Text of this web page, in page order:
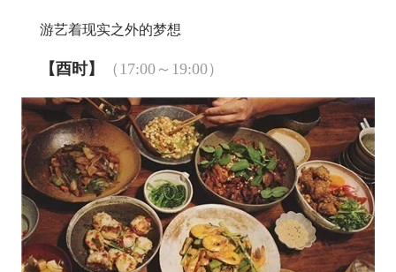
游艺着现实之外的梦想
【酉时】 （17:00～19:00）